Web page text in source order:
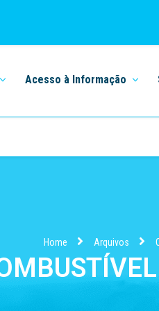
Acesso à Informação
Home Arquivos